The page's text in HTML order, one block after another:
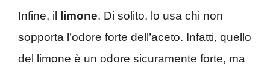
Infine, il limone. Di solito, lo usa chi non
sopporta l’odore forte dell’aceto. Infatti, quello
del limone è un odore sicuramente forte, ma